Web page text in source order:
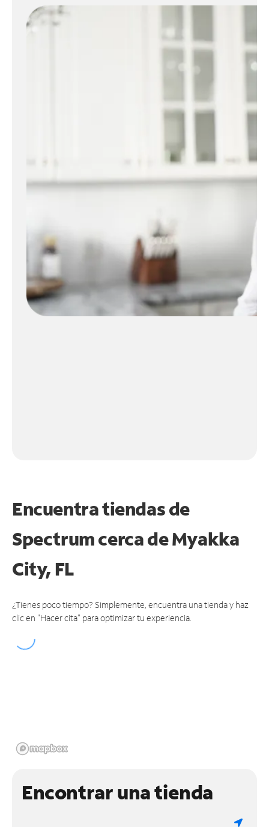
Encuentra tiendas de
Spectrum cerca deMyakka
City, FL
¿Tienes poco tiempo? Simplemente, encuentra una tienda y haz
clic en "Hacer cita" para optimizar tu experiencia.
Encontrar una tienda